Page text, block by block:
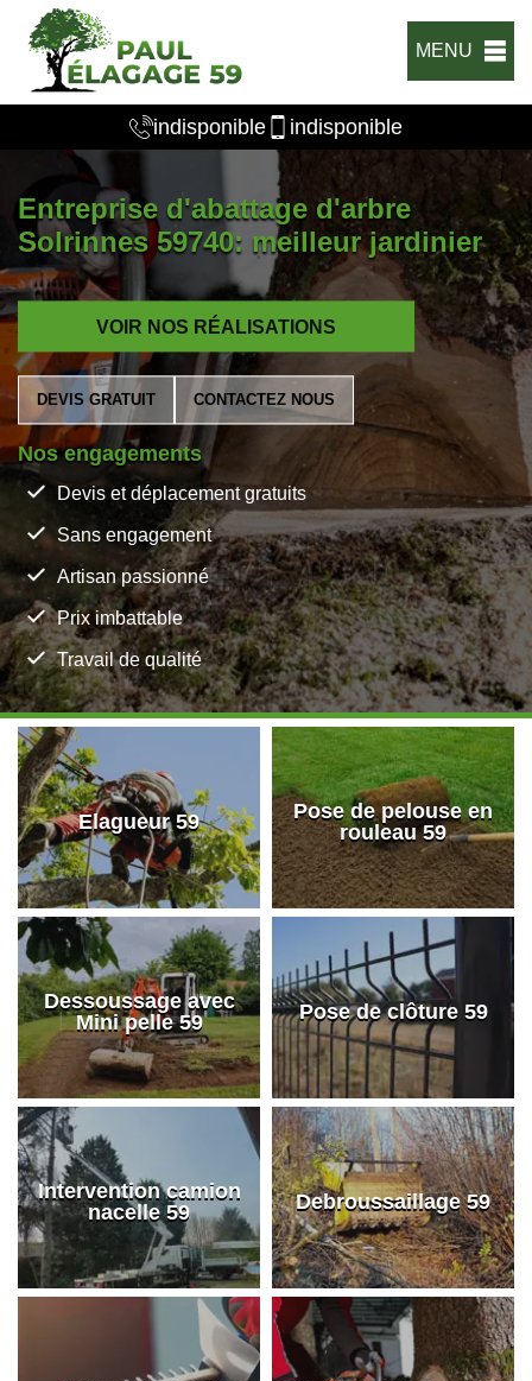
MENU
indisponible indisponible
Entreprise d'abattage d'arbre
Solrinnes 59740: meilleur jardinier
VOIR NOS RÉALISATIONS
DEVIS GRATUIT CONTACTEZ NOUS
Nos engagements
Devis et déplacement gratuits
Sans engagement
Artisan passionné
Prix imbattable
Travail de qualité
Elagueur 59
Pose de pelouse en
rouleau 59
Dessoussage avec
Mini pelle 59
Pose de clôture 59
Intervention camion
nacelle 59
Debroussaillage 59